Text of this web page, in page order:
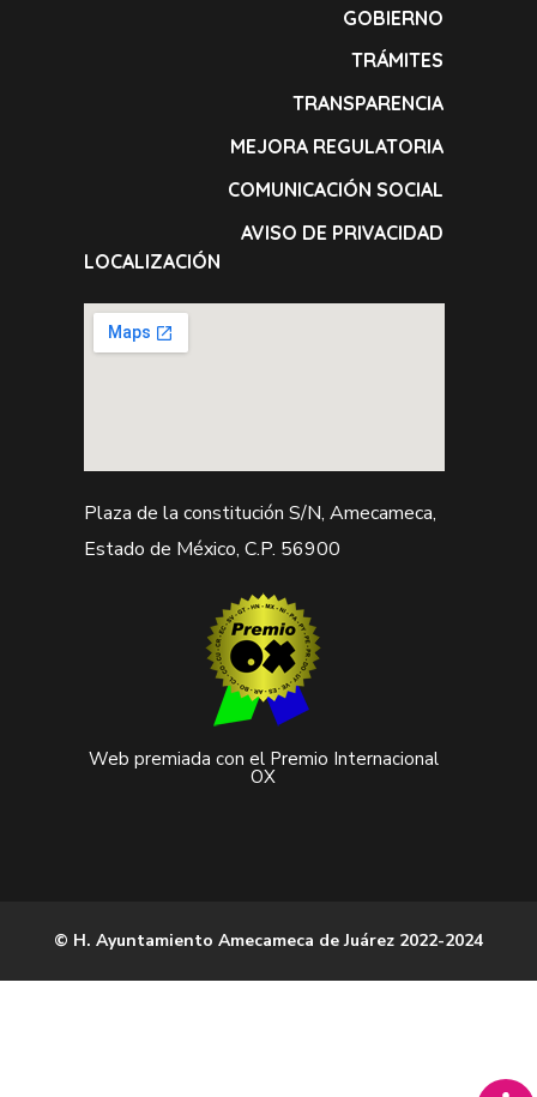
GOBIERNO
TRÁMITES
TRANSPARENCIA
MEJORA REGULATORIA
COMUNICACIÓN SOCIAL
AVISO DE PRIVACIDAD
LOCALIZACIÓN
Plaza de la constitución S/N, Amecameca,
Estado de México, C.P. 56900
Web premiada con el Premio Internacional
OX
© H. Ayuntamiento Amecameca de Juárez 2022-2024